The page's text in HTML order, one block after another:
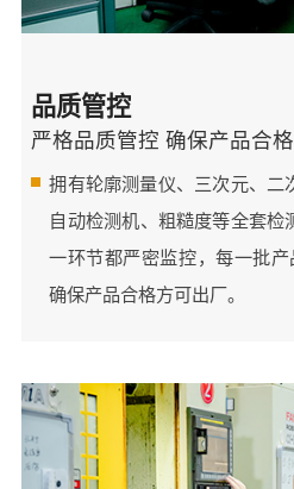
品质管控
严格品质管控 确保产品合
拥有轮廓测量仪、三次元、二
自动检测机、粗糙度等全套
一环节都严密监控，每一批产
确保产品合格方可出厂。